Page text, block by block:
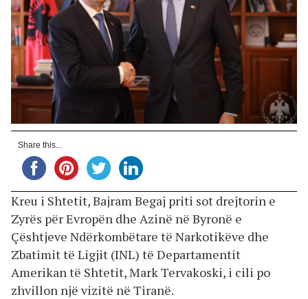
Share this...
Kreu i Shtetit, Bajram Begaj priti sot drejtorin e
Zyrës për Evropën dhe Azinë në Byronë e
Çështjeve Ndërkombëtare të Narkotikëve dhe
Zbatimit të Ligjit (INL) të Departamentit
Amerikan të Shtetit, Mark Tervakoski, i cili po
zhvillon një vizitë në Tiranë.